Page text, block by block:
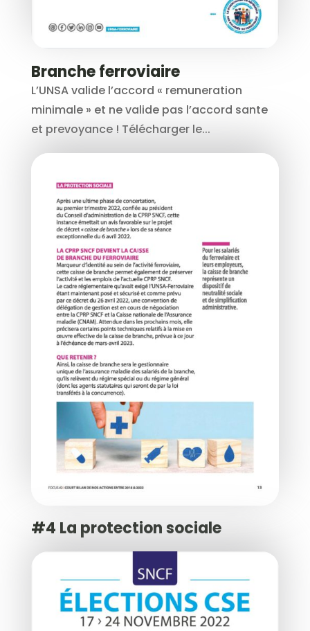
Branche ferroviaire
L’UNSA valide l’accord « remuneration
minimale » et ne valide pas l’accord sante
et prevoyance ! Télécharger le...
#4 La protection sociale